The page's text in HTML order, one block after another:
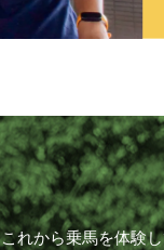
これから乗馬を体験